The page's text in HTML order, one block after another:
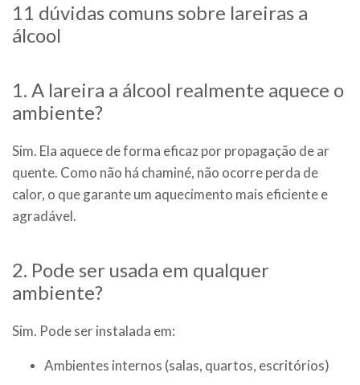
11 dúvidas comuns sobre lareiras a
álcool
1. A lareira a álcool realmente aquece o
ambiente?
Sim. Ela aquece de forma eficaz por propagação de ar
quente. Como não há chaminé, não ocorre perda de
calor, o que garante um aquecimento mais eficiente e
agradável.
2. Pode ser usada em qualquer
ambiente?
Sim. Pode ser instalada em:
Ambientes internos (salas, quartos, escritórios)